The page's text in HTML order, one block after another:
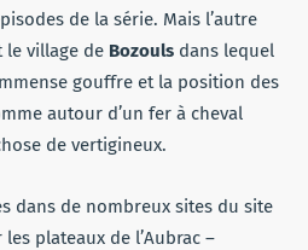
de la série. Mais l’autre
le village de Bozouls dans lequel
gouffre et la position des
autour d’un fer à cheval
de vertigineux.
dans de nombreux sites du site
plateaux de l’Aubrac –